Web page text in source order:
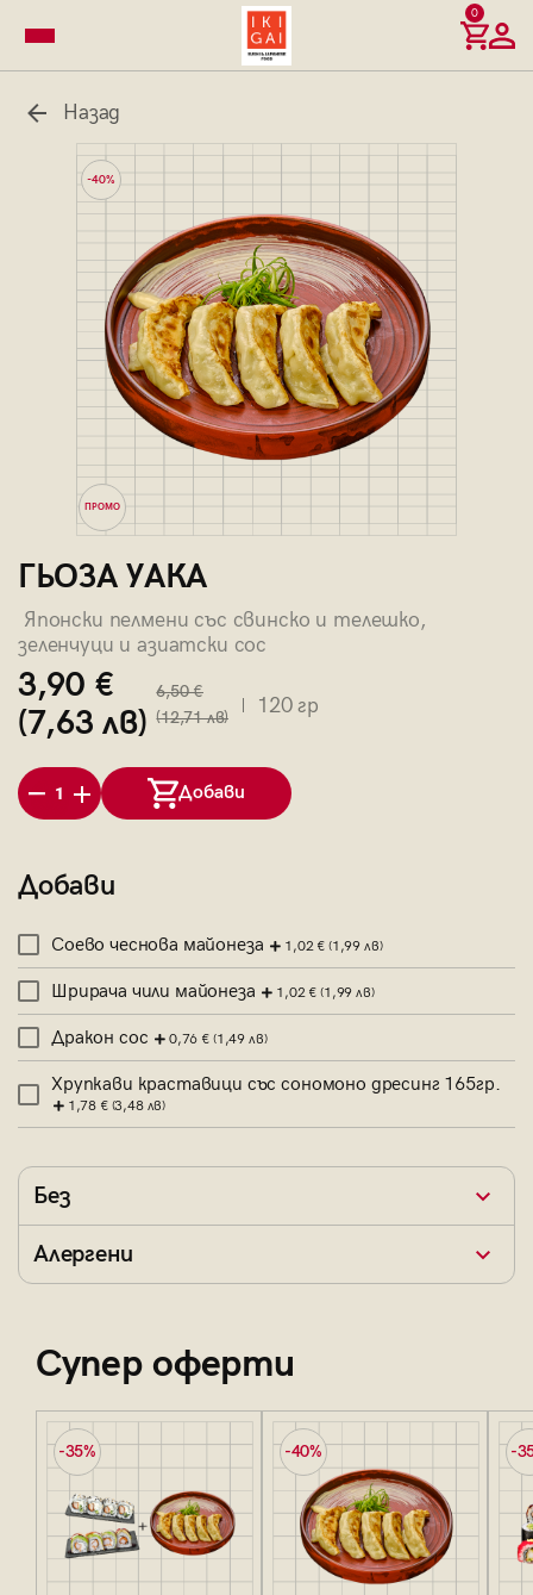
0
Назад
-40%
ПРОМО
ГЬОЗА УАКА
Японски пелмени със свинско и телешко,
зеленчуци и азиатски сос
3,90 €
(7,63 лв)
6,50 €
(12,71 лв)
120 гр
1 Добави
Добави
Соево чеснова майонеза 1,02 € (1,99 лв)
Шрирача чили майонеза 1,02 € (1,99 лв)
Дракон сос 0,76 € (1,49 лв)
Хрупкави краставици със сономоно дресинг 165гр.
1,78 € (3,48 лв)
Без
Алергени
Супер оферти
-35% -40% -